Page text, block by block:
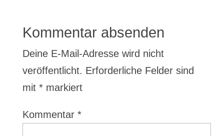
Kommentar absenden
Deine E-Mail-Adresse wird nicht
veröffentlicht. Erforderliche Felder sind
mit *markiert
Kommentar *